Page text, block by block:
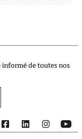
de toutes nos